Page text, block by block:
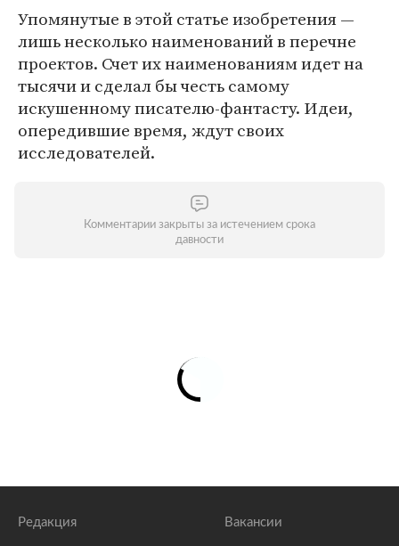
Упомянутые в этой статье изобретения —
лишь несколько наименований в перечне
проектов. Счет их наименованиям идет на
тысячи и сделал бы честь самому
искушенному писателю-фантасту. Идеи,
опередившие время, ждут своих
исследователей.
Комментарии закрыты за истечением срока
давности
Редакция Вакансии